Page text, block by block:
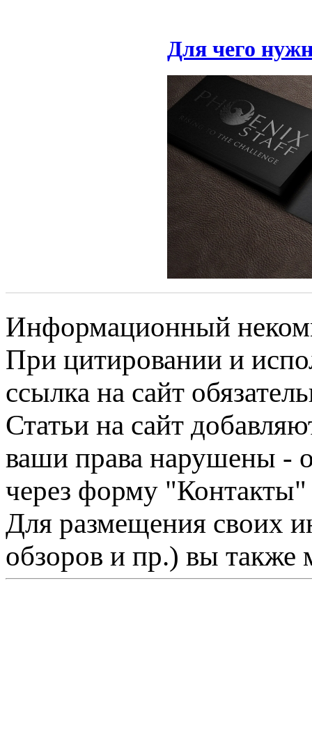
Для чего
Информационный
При цитировании и
ссылка на сайт
Статьи на сайт
ваши права нарушены -
через форму "Контакты"
Для размещения своих
обзоров и пр.) вы также